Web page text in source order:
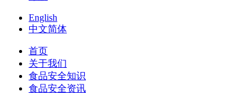
English
中文简体
首页
关于我们
食品安全知识
食品安全资讯